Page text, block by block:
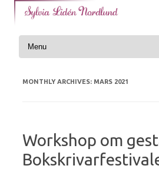
Skip
MONTHLY ARCHIVES: MARS 2021
Workshop om